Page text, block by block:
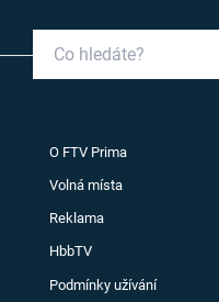
O FTV Prima
Volná místa
Reklama
HbbTV
Podmínky užívání